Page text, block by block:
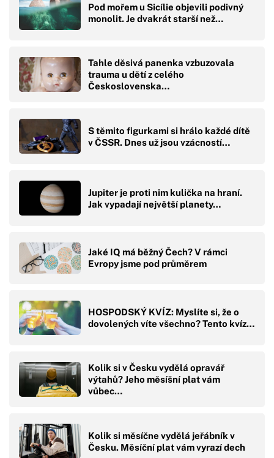
Pod mořem u Sicílie objevili podivný
monolit. Je dvakrát starší než…
Tahle děsivá panenka vzbuzovala
trauma u dětí z celého
Československa…
S těmito figurkami si hrálo každé dítě
v ČSSR. Dnes už jsou vzácností…
Jupiter je proti nim kulička na hraní.
Jak vypadají největší planety…
Jaké IQ má běžný Čech? V rámci
Evropy jsme pod průměrem
HOSPODSKÝ KVÍZ: Myslíte si, že o
dovolených víte všechno? Tento kvíz…
Kolik si v Česku vydělá opravář
výtahů? Jeho měsíšní plat vám
vůbec…
Kolik si měsíčne vydělá jeřábník v
Česku. Měsíční plat vám vyrazí dech